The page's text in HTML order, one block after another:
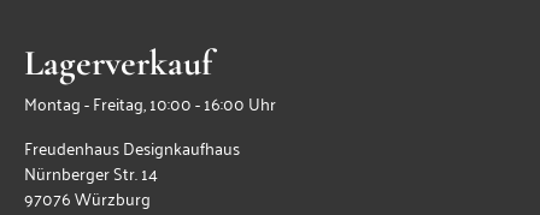
Lagerverkauf
Montag - Freitag, 10:00 - 16:00 Uhr
Freudenhaus Designkaufhaus
Nürnberger Str. 14
97076 Würzburg